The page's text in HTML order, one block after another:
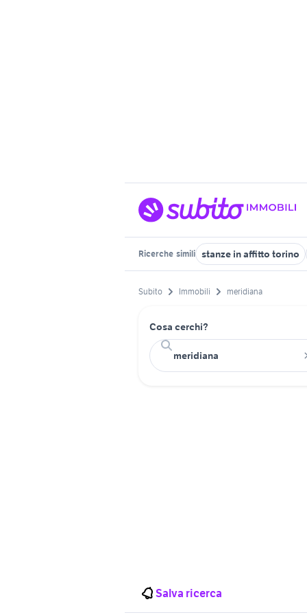
Ricerche simili stanze in affitto torino
Subito Immobili meridiana
Cosa cerchi?
Salva ricerca